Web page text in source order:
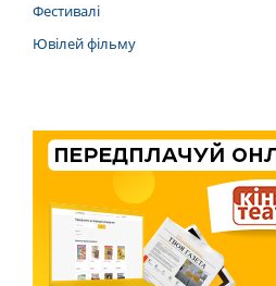
Фестивалі
Ювілей фільму